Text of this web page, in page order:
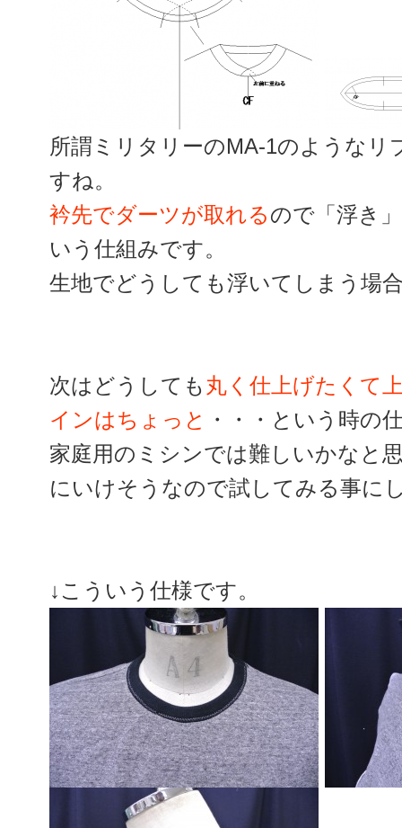
所謂ミリタリーのMA-1のようなリ
すね。
衿先でダーツが取れるので「浮き
いう仕組みです。
生地でどうしても浮いてしまう場
次はどうしても 丸く仕上げたくて
インはちょっと ・・・という時の
家庭用のミシンでは難しいかなと
にいけそうなので試してみる事に
↓こういう仕様です。